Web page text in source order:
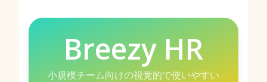
Breezy HR
小規模チーム向けの視覚的で使いやすい